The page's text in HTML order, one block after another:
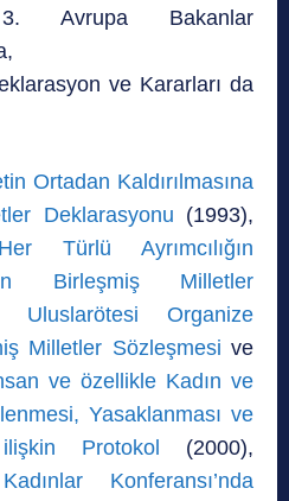
Avrupa Bakanlar
ve Kararları da
Ortadan Kaldırılmasına
Deklarasyonu (1993),
Türlü Ayrımcılığın
Birleşmiş Milletler
Uluslarötesi Organize
Milletler Sözleşmesi ve
ve özellikle Kadın ve
Yasaklanması ve
ilişkin Protokol
(2000),
Konferansı’nda